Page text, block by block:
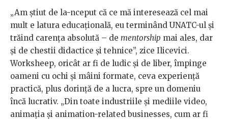
„Am știut de la-nceput că ce mă interesează cel mai
mult e latura educațională, eu terminând UNATC-ul și
trăind carența absolută – de mentorship mai ales, dar
și de chestii didactice și tehnice”, zice Ilicevici.
Worksheep, oricât ar fi de ludic și de liber, împinge
oameni cu ochi și mâini formate, ceva experiență
practică, plus dorință de a lucra, spre un domeniu
încă lucrativ. „Din toate industriile și mediile video,
animația și animation-related businesses, cum ar fi